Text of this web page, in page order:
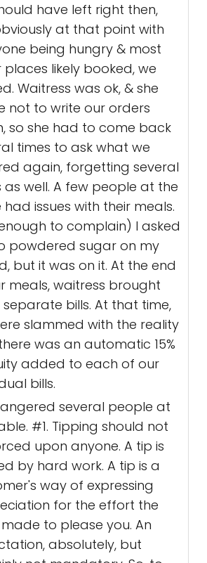
have left right then,
at that point with
being hungry & most
places likely booked, we
Waitress was ok, & she
not to write our orders
so she had to come back
times to ask what we
again, forgetting several
as well. A few people at the
issues with their meals.
to complain) I asked
powdered sugar on my
but it was on it. At the end
meals, waitress brought
separate bills. At that time,
slammed with the reality
was an automatic 15%
added to each of our
bills.
several people at
#1. Tipping should not
upon anyone. A tip is
by hard work. A tip is a
way of expressing
for the effort the
to please you. An
absolutely, but